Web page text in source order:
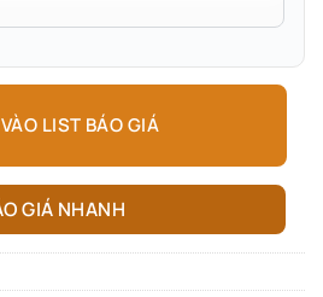
LIST BÁO GIÁ
GIÁ NHANH